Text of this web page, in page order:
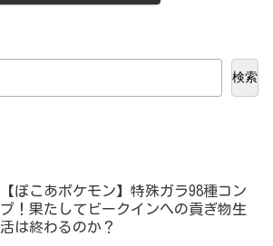
検索
【ぽこあポケモン】特殊ガラ98種コン
プ！果たしてビークインへの貢ぎ物生
活は終わるのか？